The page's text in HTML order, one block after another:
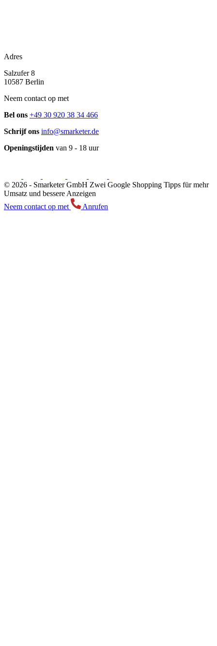
Adres
Salzufer 8
10587 Berlin
Neem contact op met
Bel ons +49 30 920 38 34 466
Schrijf ons info@smarketer.de
Openingstijden van 9 - 18 uur
© 2026 - Smarketer GmbH Zwei Google Shopping Tipps für mehr
Umsatz und bessere Anzeigen
Neem contact op met
Anrufen